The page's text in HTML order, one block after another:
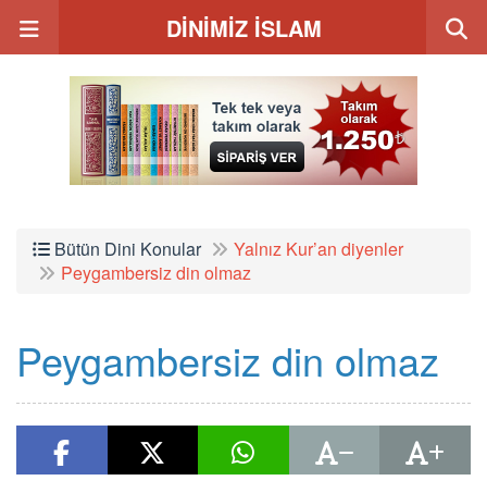
DİNİMİZ İSLAM
Bütün Dini Konular
Yalnız Kur’an diyenler
Peygambersiz din olmaz
Peygambersiz din olmaz